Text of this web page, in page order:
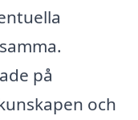
på
och